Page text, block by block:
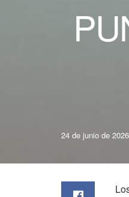
24 de junio de 2026